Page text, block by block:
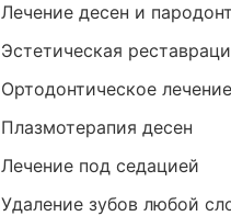
Лечение десен и
Эстетическая
Ортодонтическое
Плазмотерапия десен
Лечение под седацией
Удаление зубов любой